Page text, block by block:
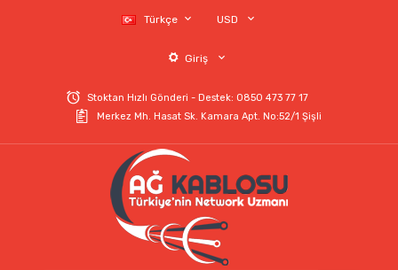
Türkçe USD
Giriş
Stoktan Hızlı Gönderi - Destek: 0850 473 77 17
Merkez Mh. Hasat Sk. Kamara Apt. No:52/1 Şişli